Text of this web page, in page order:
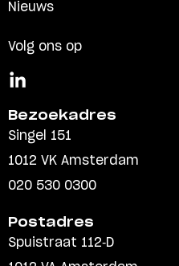
Nieuws
Volg ons op
Bezoekadres
Singel 151
1012 VK Amsterdam
020 530 0300
Postadres
Spuistraat 112-D